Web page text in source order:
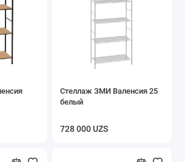
Стеллаж ЗМИ Валенсия 25
белый
728 000 UZS